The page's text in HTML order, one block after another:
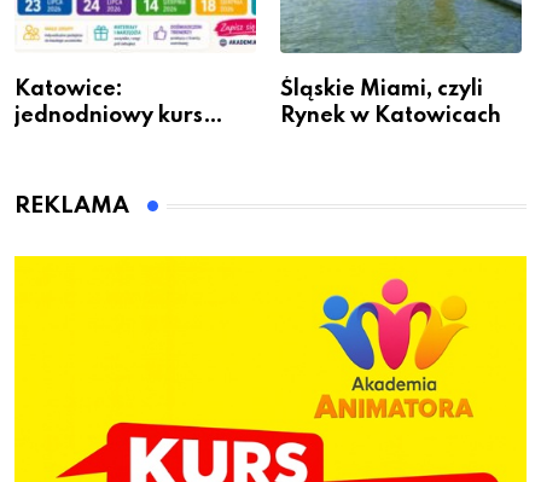
Katowice:
jednodniowy kurs
dzieci
Śląskie Miami, czyli
Rynek w Katowicach
REKLAMA